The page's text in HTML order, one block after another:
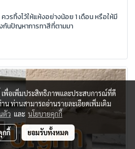
รทิ้งไว้ให้แห้งอย่างน้อย 1 เดือน หรือให้มี
นปัญหาการทาสีที่ตามมา
เพื่อเพิ่มประสิทธิภาพและประสบการณ์ที่ดี
าน ท่านสามารถอ่านรายละเอียดเพิ่มเติม
ตัว และ นโยบายคุกกี้
กกี้ ยอมรับทั้งหมด